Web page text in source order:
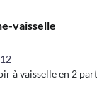
vaisselle
à vaisselle en 2